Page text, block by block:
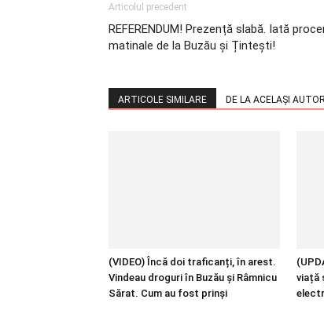
Articolul precedent
REFERENDUM! Prezență slabă. Iată
matinale de la Buzău și Țintești!
ARTICOLE SIMILARE DE LA ACELAȘI
(VIDEO) Încă doi traficanți, în arest.
Vindeau droguri în Buzău și Râmnicu
Sărat. Cum au fost prinși
viață